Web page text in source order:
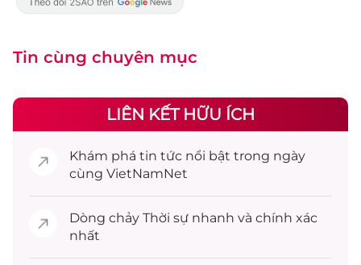
Tin cùng chuyên mục
LIÊN KẾT HỮU ÍCH
Khám phá tin tức nổi bật trong ngày
cùng VietNamNet
Dòng chảy Thời sự nhanh và chính xác
nhất